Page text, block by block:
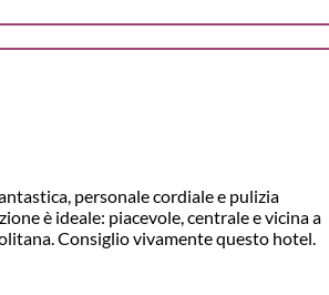
personale cordiale e pulizia
è ideale: piacevole, centrale e vicina a
Consiglio vivamente questo hotel.